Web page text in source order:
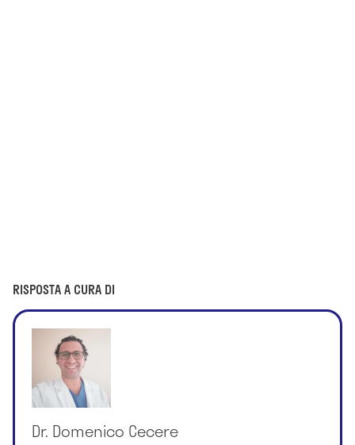
RISPOSTA A CURA DI
Dr. Domenico Cecere